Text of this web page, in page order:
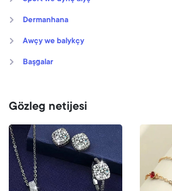
Dermanhana
Awçy we balykçy
Başgalar
Gözleg netijesi